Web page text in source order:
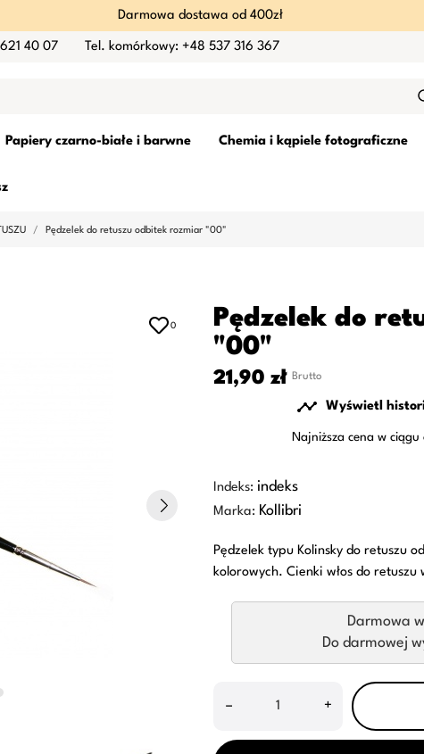
Darmowa dostawa od 400zł
40 07 Tel. komórkowy: +48 537 316 367
Papiery czarno-białe i barwne Chemia i kąpiele fotograficzne
Pędzelek do retuszu odbitek rozmiar "00"
0
Pędzelek do
"00"
21,90 zł Brutto
 Wyświetl
Najniższa cena w
Indeks: indeks
Marka: Kollibri
Pędzelek typu Kolinsky do retuszu
kolorowych. Cienki włos do
Darmowa
Do darmowej
– +